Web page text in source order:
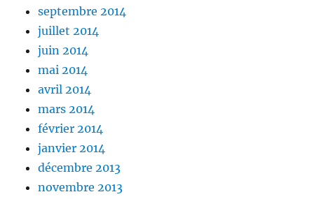
septembre 2014
juillet 2014
juin 2014
mai 2014
avril 2014
mars 2014
février 2014
janvier 2014
décembre 2013
novembre 2013